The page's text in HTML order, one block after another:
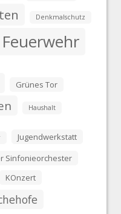
Denkmalschutz
Feuerwehr
Grünes Tor
Haushalt
Jugendwerkstatt
Sinfonieorchester
KOnzert